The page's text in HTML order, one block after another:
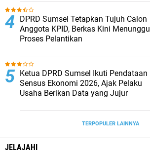
DPRD Sumsel Tetapkan Tujuh Calon
Anggota KPID, Berkas Kini Menunggu
Proses Pelantikan
Ketua DPRD Sumsel Ikuti Pendataan
Sensus Ekonomi 2026, Ajak Pelaku
Usaha Berikan Data yang Jujur
TERPOPULER LAINNYA
JELAJAHI